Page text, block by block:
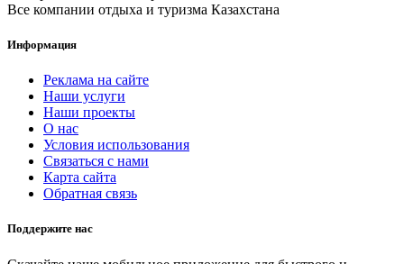
Все компании отдыха и туризма Казахстана
Информация
Реклама на сайте
Наши услуги
Наши проекты
О нас
Условия использования
Связаться с нами
Карта сайта
Обратная связь
Поддержите нас